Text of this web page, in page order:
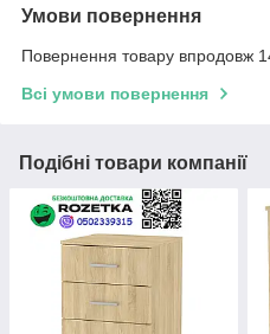
Умови повернення
Повернення товару впродовж
Всі умови повернення
Подібні товари компанії